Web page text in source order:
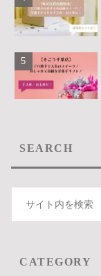
SEARCH
CATEGORY